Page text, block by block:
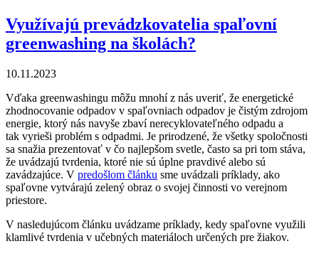
Využívajú prevádzkovatelia spaľovní
greenwashing na školách?
10.11.2023
Vďaka greenwashingu môžu mnohí z nás uveriť, že energetické
zhodnocovanie odpadov v spaľovniach odpadov je čistým zdrojom
energie, ktorý nás navyše zbaví nerecyklovateľného odpadu a
tak vyrieši problém s odpadmi. Je prirodzené, že všetky spoločnosti
sa snažia prezentovať v čo najlepšom svetle, často sa pri tom stáva,
že uvádzajú tvrdenia, ktoré nie sú úplne pravdivé alebo sú
zavádzajúce. V predošlom článku sme uvádzali príklady, ako
spaľovne vytvárajú zelený obraz o svojej činnosti vo verejnom
priestore.
V nasledujúcom článku uvádzame príklady, kedy spaľovne využili
klamlivé tvrdenia v učebných materiáloch určených pre žiakov.